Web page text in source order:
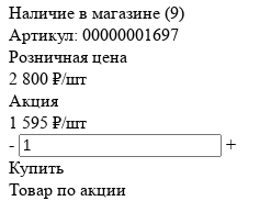
Наличие в магазине (9)
Артикул: 00000001697
Розничная цена
2 800 ₽/шт
Акция
1 595 ₽/шт
-
+
Купить
Товар по акции